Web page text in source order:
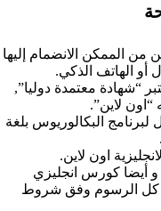
من الممكن الانضمام إليها
الهاتف الذكي.
“شهادة معتمدة دوليا”,
لاين”.
البكالوريوس بلغة
اون لاين.
أيضا كورس انجليزي
كل الرسوم وفق شروط